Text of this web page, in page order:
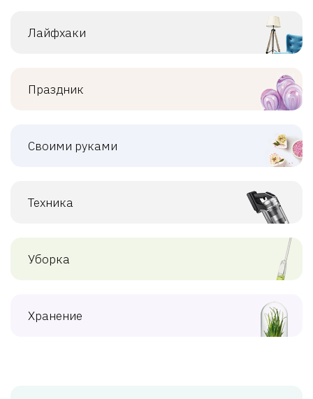
Лайфхаки
Праздник
Своими руками
Техника
Уборка
Хранение